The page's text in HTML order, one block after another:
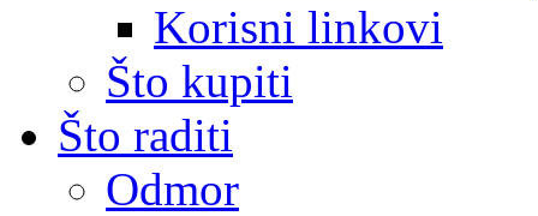
Korisni linkovi
Što kupiti
Što raditi
Odmor